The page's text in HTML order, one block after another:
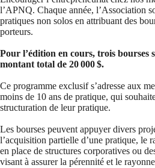
l’APNQ. Chaque année, l’Association
pratiques non solos en attribuant des
porteurs.
Pour l’édition en cours, trois bourses
montant total de 20 000 $.
Ce programme exclusif s’adresse aux
moins de 10 ans de pratique, qui
structuration de leur pratique.
Les bourses peuvent appuyer divers
l’acquisition partielle d’une pratique, le
en place de structures corporatives ou
visant à assurer la pérennité et le